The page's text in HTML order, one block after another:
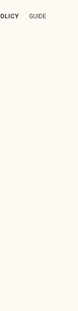
GUIDE